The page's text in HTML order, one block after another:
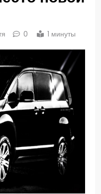
0 1 минуты